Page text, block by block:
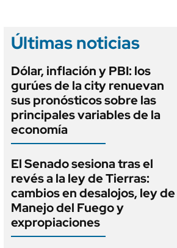
Últimas noticias
Dólar, inflación y PBI: los
gurúes de la city renuevan
sus pronósticos sobre las
principales variables de la
economía
El Senado sesiona tras el
revés a la ley de Tierras:
cambios en desalojos, ley de
Manejo del Fuego y
expropiaciones